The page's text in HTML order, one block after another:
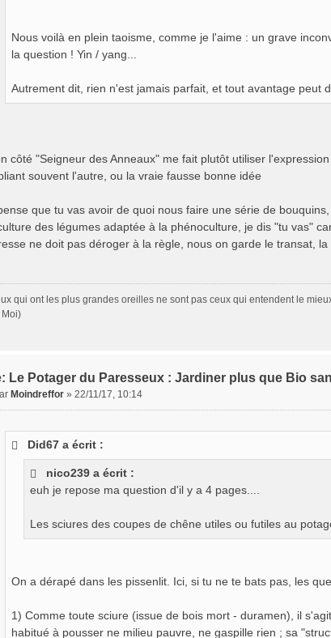
Nous voilà en plein taoisme, comme je l'aime : un grave
la question ! Yin / yang...
Autrement dit, rien n'est jamais parfait, et tout avantage peut
côté "Seigneur des Anneaux" me fait plutôt utiliser
souvent l'autre, ou la vraie fausse bonne idée
que tu vas avoir de quoi nous faire une série de
des légumes adaptée à la phénoculture, je dis "tu vas"
ne doit pas déroger à la règle, nous on garde le transat,
qui ont les plus grandes oreilles ne sont pas ceux qui entendent le
Le Potager du Paresseux : Jardiner plus que Bio
Moindreffor » 22/11/17, 10:14
Did67 a écrit :
nico239 a écrit :
euh je repose ma question d'il y a 4 pages....
Les sciures des coupes de chêne utiles ou futiles au
On a dérapé dans les pissenlit. Ici, si tu ne te bats pas, les
1) Comme toute sciure (issue de bois mort - duramen), il
habitué à pousser ne milieu pauvre, ne gaspille rien ; sa